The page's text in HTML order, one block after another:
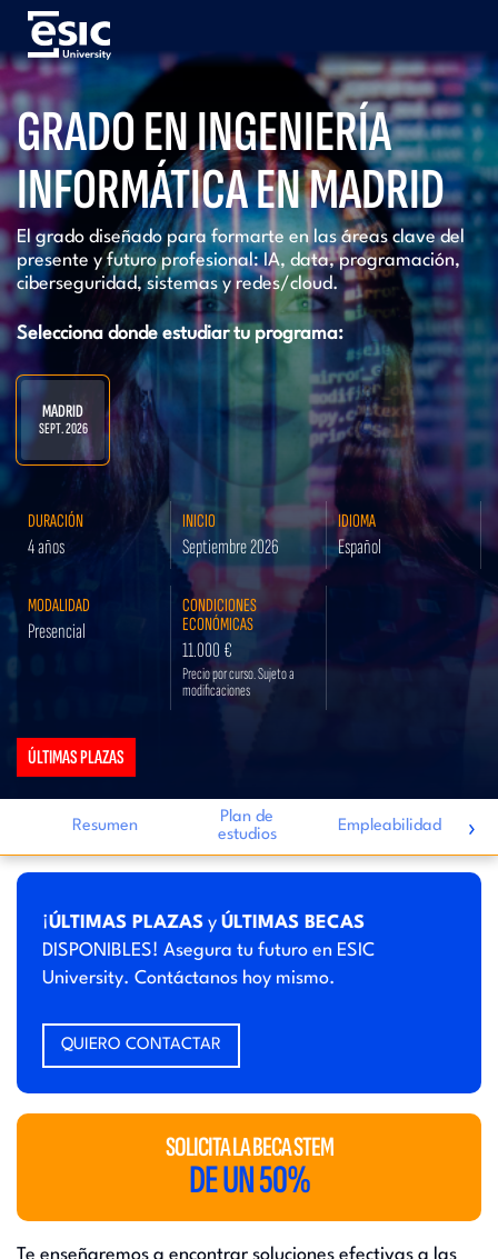
Pasar
contenido
principal
Menú
University
GRADO EN INGENIERÍA
INFORMÁTICA EN MADRID
El grado diseñado para formarte en las áreas clave del
presente y futuro profesional: IA, data, programación,
ciberseguridad, sistemas y redes/cloud.​
Selecciona donde estudiar tu programa:
MADRID
SEPT. 2026
DURACIÓN
4 años
INICIO
Septiembre 2026
IDIOMA
Español
MODALIDAD
Presencial
CONDICIONES
ECONÓMICAS
11.000 €
Precio por curso. Sujeto a
modificaciones
ÚLTIMAS PLAZAS
Resumen
Plan de
estudios
Empleabilidad ›
¡ÚLTIMAS PLAZAS y ÚLTIMAS BECAS
DISPONIBLES! Asegura tu futuro en ESIC
University. Contáctanos hoy mismo.
QUIERO CONTACTAR
SOLICITA LA BECA STEM
DE UN 50%
Te enseñaremos a encontrar soluciones efectivas a las